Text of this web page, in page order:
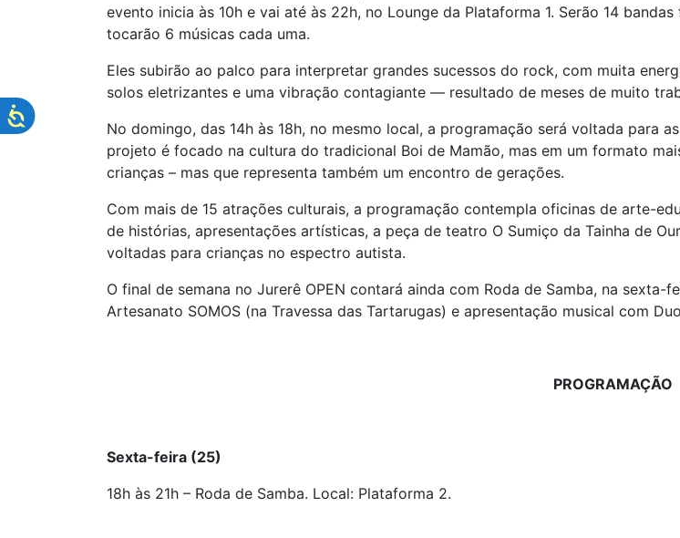
evento inicia às 10h e vai até às 22h, no Lounge da Plataforma 1. Serão 14
tocarão 6 músicas cada uma.
Eles subirão ao palco para interpretar grandes sucessos do rock, com muita
solos eletrizantes e uma vibração contagiante — resultado de meses de muito
No domingo, das 14h às 18h, no mesmo local, a programação será voltada para
projeto é focado na cultura do tradicional Boi de Mamão, mas em um formato
crianças – mas que representa também um encontro de gerações.
Com mais de 15 atrações culturais, a programação contempla oficinas de arte-
de histórias, apresentações artísticas, a peça de teatro O Sumiço da Tainha de
voltadas para crianças no espectro autista.
O final de semana no Jurerê OPEN contará ainda com Roda de Samba, na
Artesanato SOMOS (na Travessa das Tartarugas) e apresentação musical com
PROGRAMAÇÃO
Sexta-feira (25)
18h às 21h – Roda de Samba. Local: Plataforma 2.